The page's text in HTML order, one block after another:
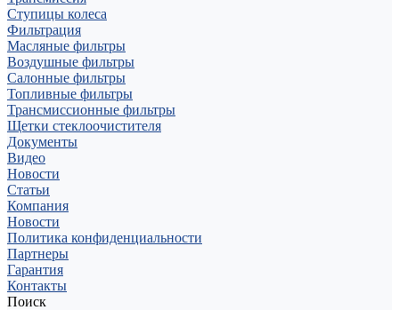
Ступицы колеса
Фильтрация
Масляные фильтры
Воздушные фильтры
Салонные фильтры
Топливные фильтры
Трансмиссионные фильтры
Щетки стеклоочистителя
Документы
Видео
Новости
Статьи
Компания
Новости
Политика конфиденциальности
Партнеры
Гарантия
Контакты
Поиск